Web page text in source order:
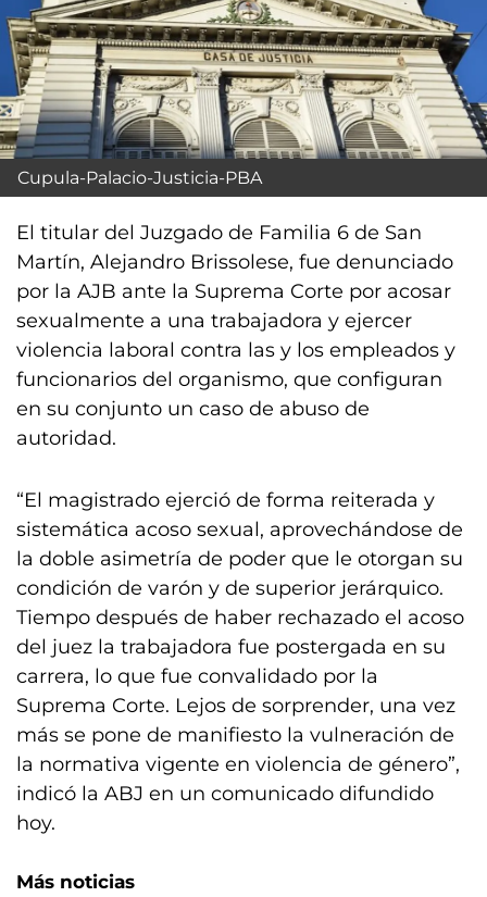
Cupula-Palacio-Justicia-PBA
El titular del Juzgado de Familia 6 de San
Martín, Alejandro Brissolese, fue denunciado
por la AJB ante la Suprema Corte por acosar
sexualmente a una trabajadora y ejercer
violencia laboral contra las y los empleados y
funcionarios del organismo, que configuran
en su conjunto un caso de abuso de
autoridad.
“El magistrado ejerció de forma reiterada y
sistemática acoso sexual, aprovechándose de
la doble asimetría de poder que le otorgan su
condición de varón y de superior jerárquico.
Tiempo después de haber rechazado el acoso
del juez la trabajadora fue postergada en su
carrera, lo que fue convalidado por la
Suprema Corte. Lejos de sorprender, una vez
más se pone de manifiesto la vulneración de
la normativa vigente en violencia de género”,
indicó la ABJ en un comunicado difundido
hoy.
Más noticias